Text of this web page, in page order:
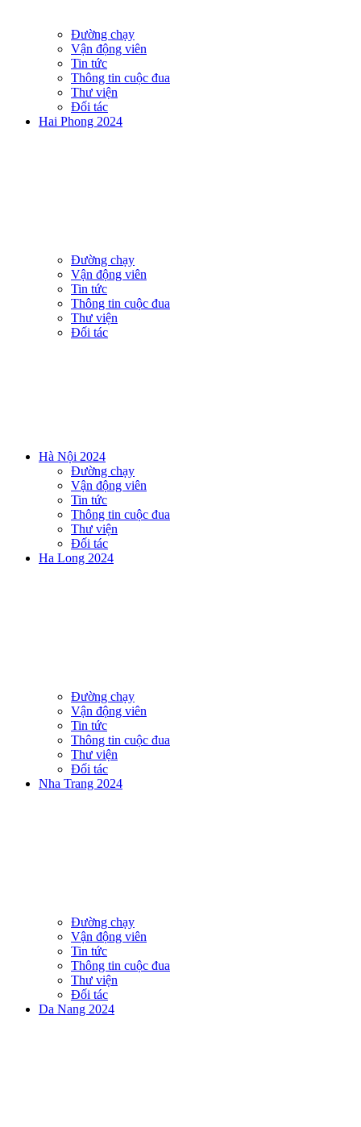
Đường chạy
Vận động viên
Tin tức
Thông tin cuộc đua
Thư viện
Đối tác
Hai Phong 2024
Đường chạy
Vận động viên
Tin tức
Thông tin cuộc đua
Thư viện
Đối tác
Hà Nội 2024
Đường chạy
Vận động viên
Tin tức
Thông tin cuộc đua
Thư viện
Đối tác
Ha Long 2024
Đường chạy
Vận động viên
Tin tức
Thông tin cuộc đua
Thư viện
Đối tác
Nha Trang 2024
Đường chạy
Vận động viên
Tin tức
Thông tin cuộc đua
Thư viện
Đối tác
Da Nang 2024